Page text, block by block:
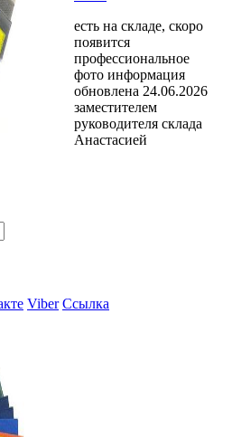
есть на складе, скоро
появится
профессиональное
фото информация
обновлена 24.06.2026
заместителем
руководителя склада
Анастасией
Viber Ссылка